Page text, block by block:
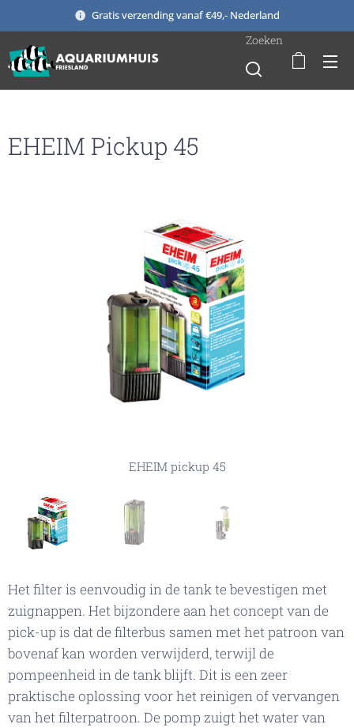
Gratis verzending vanaf €49,- Nederland
Zoeken
EHEIM Pickup 45
EHEIM pickup 45
EHEIM pickup 45
EHEIM pickup 45 exploded view
Het filter is eenvoudig in de tank te bevestigen met
zuignappen. Het bijzondere aan het concept van de
pick-up is dat de filterbus samen met het patroon van
bovenaf kan worden verwijderd, terwijl de
pompeenheid in de tank blijft. Dit is een zeer
praktische oplossing voor het reinigen of vervangen
van het filterpatroon. De pomp zuigt het water van